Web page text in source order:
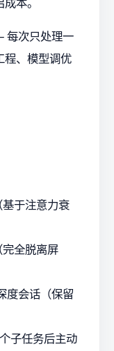
次只处理一
程、模型调优
于注意力衰
全脱离屏
度会话（保留
子任务后主动